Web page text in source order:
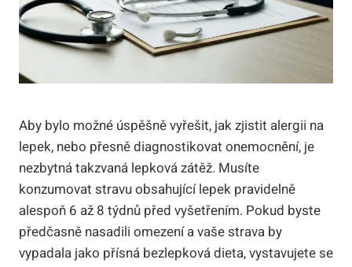
Aby bylo možné úspěšně vyřešit, jak zjistit alergii na
lepek, nebo přesně diagnostikovat onemocnění, je
nezbytná takzvaná lepková zátěž. Musíte
konzumovat stravu obsahující lepek pravidelně
alespoň 6 až 8 týdnů před vyšetřením. Pokud byste
předčasně nasadili omezení a vaše strava by
vypadala jako přísná bezlepková dieta, vystavujete se